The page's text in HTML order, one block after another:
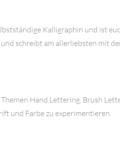
Kalligraphin und ist
schreibt am allerliebsten mit
Hand Lettering, Brush
und Farbe zu experimentieren.